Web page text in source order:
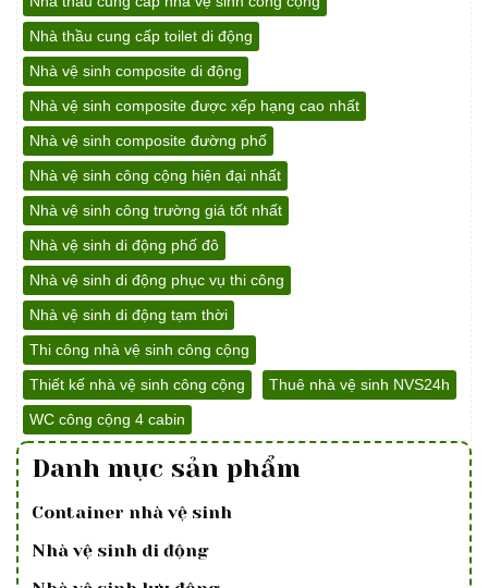
Nhà thầu cung cấp toilet di động
Nhà vệ sinh composite di động
Nhà vệ sinh composite được xếp hạng cao nhất
Nhà vệ sinh composite đường phố
Nhà vệ sinh công cộng hiện đại nhất
Nhà vệ sinh công trường giá tốt nhất
Nhà vệ sinh di động phố đô
Nhà vệ sinh di động phục vụ thi công
Nhà vệ sinh di động tạm thời
Thi công nhà vệ sinh công cộng
Thiết kế nhà vệ sinh công cộng
Thuê nhà vệ sinh NVS24h
WC công cộng 4 cabin
Danh mục sản phẩm
Container nhà vệ sinh
Nhà vệ sinh di động